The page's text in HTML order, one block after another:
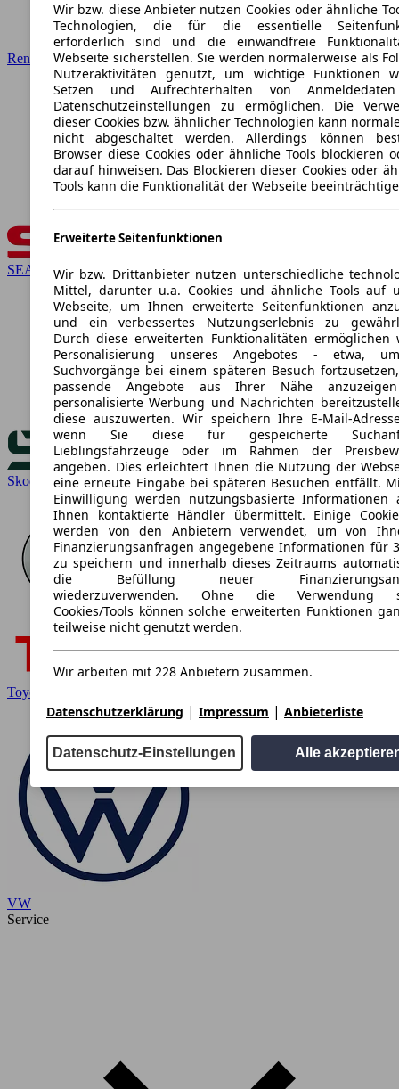
Renault
SEAT
Skoda
Toyota
VW
Service
Wir bzw. diese Anbieter nutzen Cookies oder ähnliche
Technologien, die für die essentielle
erforderlich sind und die einwandfreie
Webseite sicherstellen. Sie werden normalerweise als
Nutzeraktivitäten genutzt, um wichtige Funktionen
Setzen und Aufrechterhalten von
Datenschutzeinstellungen zu ermöglichen. Die
dieser Cookies bzw. ähnlicher Technologien kann
nicht abgeschaltet werden. Allerdings können
Browser diese Cookies oder ähnliche Tools blockieren
darauf hinweisen. Das Blockieren dieser Cookies oder
Tools kann die Funktionalität der Webseite
Erweiterte Seitenfunktionen
Wir bzw. Drittanbieter nutzen unterschiedliche
Mittel, darunter u.a. Cookies und ähnliche Tools auf
Webseite, um Ihnen erweiterte Seitenfunktionen
und ein verbessertes Nutzungserlebnis zu
Durch diese erweiterten Funktionalitäten ermöglichen
Personalisierung unseres Angebotes - etwa,
Suchvorgänge bei einem späteren Besuch
passende Angebote aus Ihrer Nähe
personalisierte Werbung und Nachrichten
diese auszuwerten. Wir speichern Ihre E-Mail-
wenn Sie diese für gespeicherte
Lieblingsfahrzeuge oder im Rahmen der
angeben. Dies erleichtert Ihnen die Nutzung der
eine erneute Eingabe bei späteren Besuchen entfällt.
Einwilligung werden nutzungsbasierte Informationen
Ihnen kontaktierte Händler übermittelt. Einige
werden von den Anbietern verwendet, um von
Finanzierungsanfragen angegebene Informationen für
zu speichern und innerhalb dieses Zeitraums
die Befüllung neuer
wiederzuverwenden. Ohne die Verwendung
Cookies/Tools können solche erweiterten Funktionen
teilweise nicht genutzt werden.
Wir arbeiten mit 228 Anbietern zusammen.
Datenschutzerklärung | Impressum | Anbieterliste
Datenschutz-Einstellungen Alle